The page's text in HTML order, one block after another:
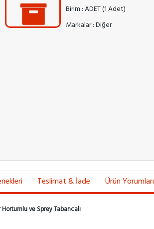
Birim : ADET (1 Adet)
Markalar : Diğer
Teslimat & İade Ürün Yorumları
Hortumlu ve Sprey Tabancalı